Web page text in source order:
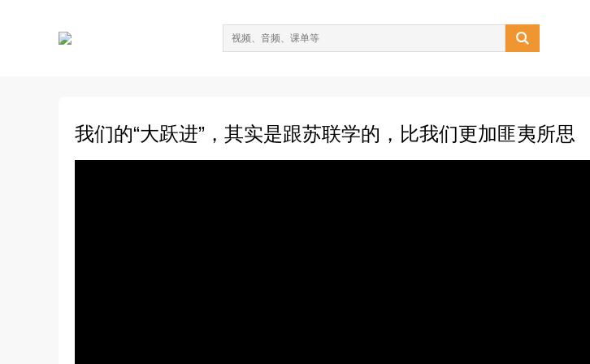

我们的“大跃进”，其实是跟苏联学的，比我们更加匪夷所思